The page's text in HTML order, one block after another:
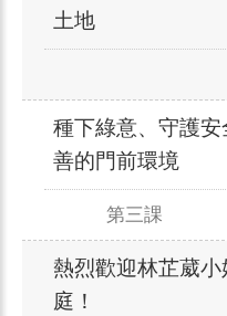
土地
種下綠意、守護
善的門前環境
第三課
熱烈歡迎林芷葳
庭！